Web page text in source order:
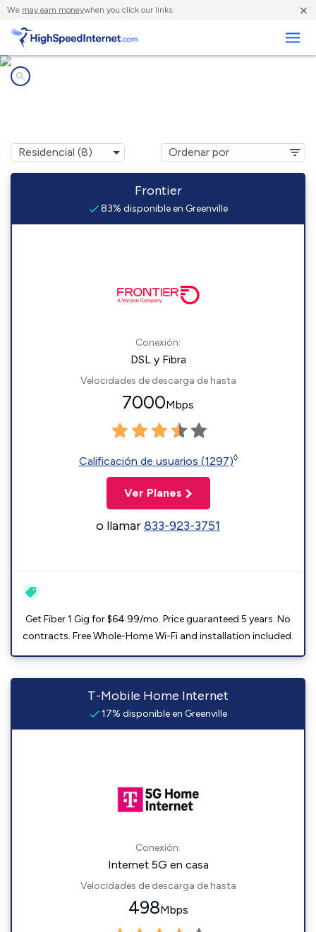
We may earn moneywhen you click our links. ×
Frontier
83% disponible en Greenville
Conexión:
DSL y Fibra
Velocidades de descarga de hasta
7000Mbps
Calificación de usuarios (1297)◊
Ver Planes
o llamar833-923-3751
Get Fiber 1 Gig for $64.99/mo. Price guaranteed 5 years. No
contracts. Free Whole-Home Wi-Fi and installation included.
T-Mobile Home Internet
17% disponible en Greenville
Conexión:
Internet 5G en casa
Velocidades de descarga de hasta
498Mbps